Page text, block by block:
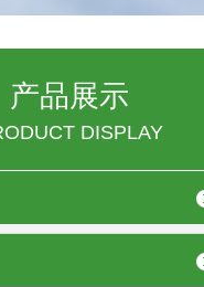
产品展示
DISPLAY